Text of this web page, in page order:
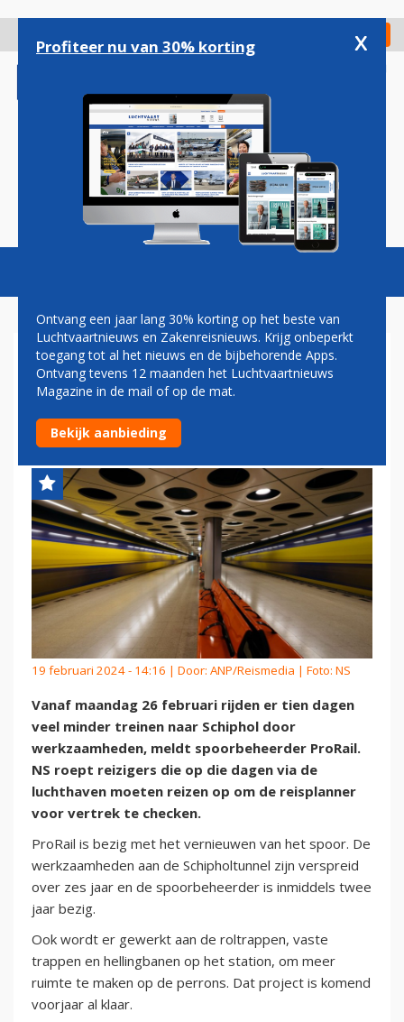
gaan
Check in
Magazine Podcasts Vacatures
VANAF VOLGENDE WEEK TIEN
DAGEN MINDER TREINEN
NAAR SCHIPHOL
19 februari 2024 - 14:16 | Door: ANP/Reismedia | Foto: NS
Vanaf maandag 26 februari rijden er tien dagen
veel minder treinen naar Schiphol door
werkzaamheden, meldt spoorbeheerder ProRail.
NS roept reizigers die op die dagen via de
luchthaven moeten reizen op om de reisplanner
voor vertrek te checken.
ProRail is bezig met het vernieuwen van het spoor. De
werkzaamheden aan de Schipholtunnel zijn verspreid
over zes jaar en de spoorbeheerder is inmiddels twee
jaar bezig.
Ook wordt er gewerkt aan de roltrappen, vaste
trappen en hellingbanen op het station, om meer
ruimte te maken op de perrons. Dat project is komend
voorjaar al klaar.
Profiteer nu van 30% korting x
Ontvang een jaar lang 30% korting op het beste van
Luchtvaartnieuws en Zakenreisnieuws. Krijg onbeperkt
toegang tot al het nieuws en de bijbehorende Apps.
Ontvang tevens 12 maanden het Luchtvaartnieuws
Magazine in de mail of op de mat.
Bekijk aanbieding